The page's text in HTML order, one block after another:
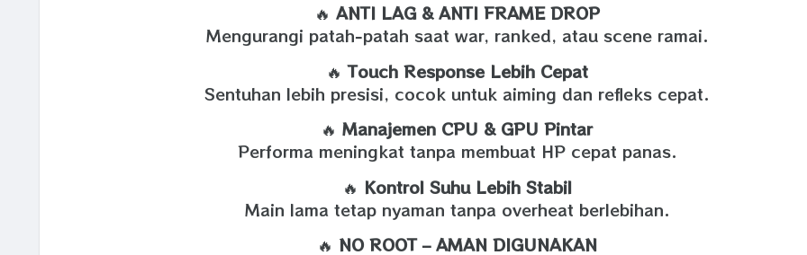
🔥 ANTI LAG & ANTI FRAME DROP
Mengurangi patah‑patah saat war, ranked, atau scene ramai.
🔥Touch Response Lebih Cepat
Sentuhan lebih presisi, cocok untuk aiming dan refleks cepat.
🔥 Manajemen CPU & GPU Pintar
Performa meningkat tanpa membuat HP cepat panas.
🔥 Kontrol Suhu Lebih Stabil
Main lama tetap nyaman tanpa overheat berlebihan.
🔥 NO ROOT – AMAN DIGUNAKAN